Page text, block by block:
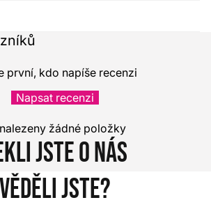
první, kdo napíše recenzi
Napsat recenzi
žádné položky
jste o nás
Věděli jste?